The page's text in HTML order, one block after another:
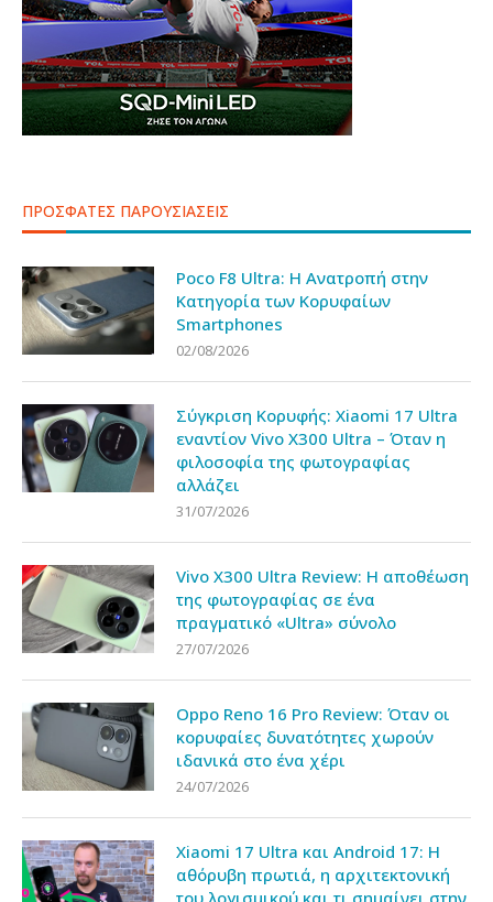
ΠΡΟΣΦΑΤΕΣ ΠΑΡΟΥΣΙΑΣΕΙΣ
Poco F8 Ultra: Η Ανατροπή στην
Κατηγορία των Κορυφαίων
Smartphones
02/08/2026
Σύγκριση Κορυφής: Xiaomi 17 Ultra
εναντίον Vivo X300 Ultra – Όταν η
φιλοσοφία της φωτογραφίας
αλλάζει
31/07/2026
Vivo X300 Ultra Review: Η αποθέωση
της φωτογραφίας σε ένα
πραγματικό «Ultra» σύνολο
27/07/2026
Oppo Reno 16 Pro Review: Όταν οι
κορυφαίες δυνατότητες χωρούν
ιδανικά στο ένα χέρι
24/07/2026
Xiaomi 17 Ultra και Android 17: Η
αθόρυβη πρωτιά, η αρχιτεκτονική
του λογισμικού και τι σημαίνει στην